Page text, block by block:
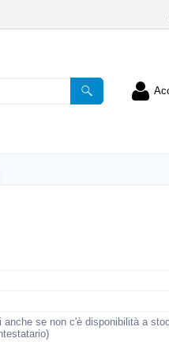
password e poi
"Accedi"
password?
se non c'è disponibilità a